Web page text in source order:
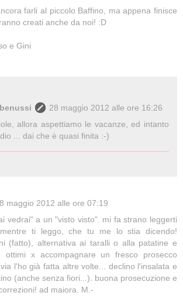
farli al piccolo Baffino, ma appena finisce
creati anche da noi! :D
e Gini
28 maggio 2012 alle ore 16:26
allora aspettiamo le vacanze, ed intanto
... dai che è quasi finita :-)
maggio 2012 alle ore 07:19
vedrai" a un "visto visto". mi fa strano leggerti
ti leggo, che tu me lo stia dicendo!
(fatto), alternativa ai taralli o alla patatine e
ottimi x accompagnare un fresco prosecco
l'ho già fatta altre volte... declino l'insalata e
(anche senza fiori...). buona prosecuzione e
ad maiora. M.-